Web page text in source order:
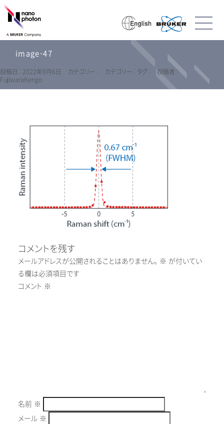
image-47
投稿日 : 2022年9月6日 カテゴリー : カテゴリー : タグ :
投稿者 :
FujiwaraKengo
コメントを残す
メールアドレスが公開されることはありません。 ※ が付いてい
る欄は必須項目です
コメント ※
名前 ※
メール ※